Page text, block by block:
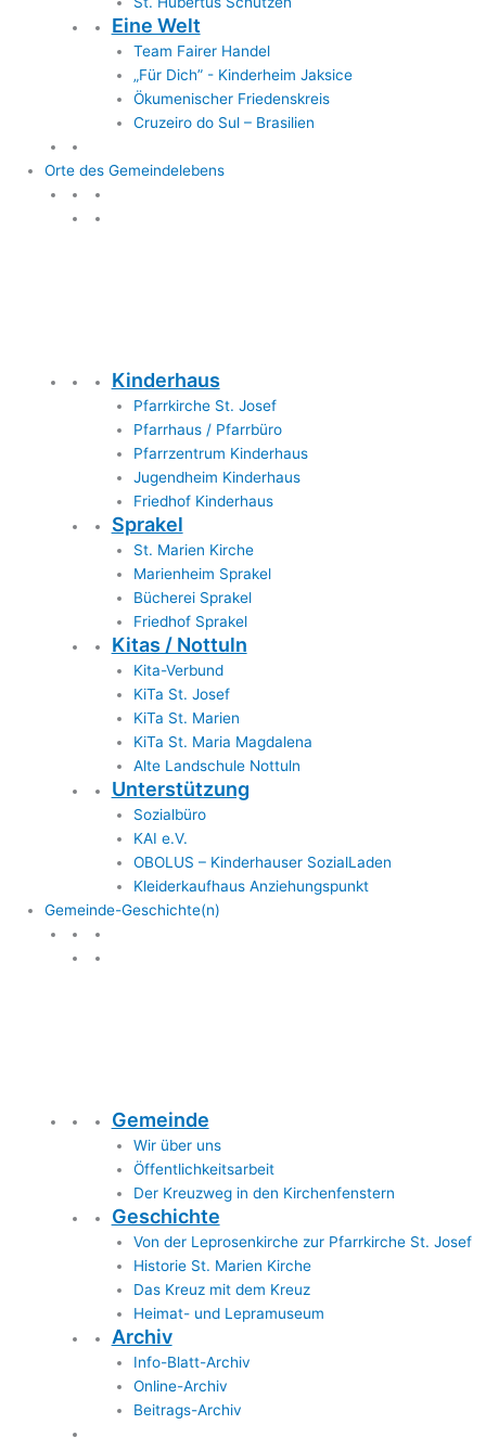
Eine Welt
Team Fairer Handel
„Für Dich” - Kinderheim Jaksice
Ökumenischer Friedenskreis
Cruzeiro do Sul – Brasilien
Orte des Gemeindelebens
Kinderhaus
Pfarrkirche St. Josef
Pfarrhaus / Pfarrbüro
Pfarrzentrum Kinderhaus
Jugendheim Kinderhaus
Friedhof Kinderhaus
Sprakel
St. Marien Kirche
Marienheim Sprakel
Bücherei Sprakel
Friedhof Sprakel
Kitas / Nottuln
Kita-Verbund
KiTa St. Josef
KiTa St. Marien
KiTa St. Maria Magdalena
Alte Landschule Nottuln
Unterstützung
Sozialbüro
KAI e.V.
OBOLUS – Kinderhauser SozialLaden
Kleiderkaufhaus Anziehungspunkt
Gemeinde-Geschichte(n)
Gemeinde
Wir über uns
Öffentlichkeitsarbeit
Der Kreuzweg in den Kirchenfenstern
Geschichte
Von der Leprosenkirche zur Pfarrkirche St. Josef
Historie St. Marien Kirche
Das Kreuz mit dem Kreuz
Heimat- und Lepramuseum
Archiv
Info-Blatt-Archiv
Online-Archiv
Beitrags-Archiv